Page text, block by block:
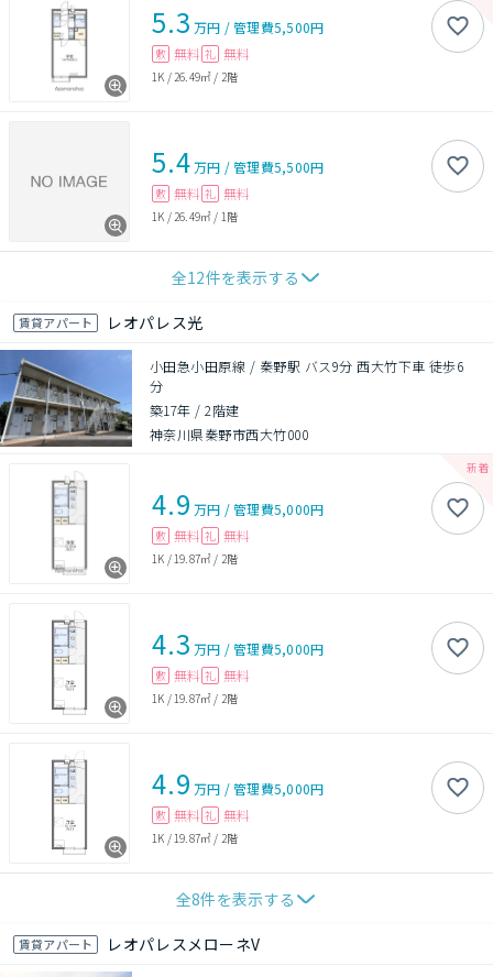
5.3 万円 /管理費5,500円
敷 無料 礼 無料
1K / 26.49㎡ / 2階
5.4万円 /管理費5,500円
敷 無料 礼 無料
1K / 26.49㎡ / 1階
全12件を表示する
賃貸アパート レオパレス光
小田急小田原線 / 秦野駅 バス9分 西大竹下車 徒歩6
分
築17年 /2階建
神奈川県秦野市西大竹000
4.9 万円 /管理費5,000円
敷 無料 礼 無料
1K / 19.87㎡ / 2階
4.3 万円 /管理費5,000円
敷 無料 礼 無料
1K / 19.87㎡ / 2階
4.9 万円 /管理費5,000円
敷 無料 礼 無料
1K / 19.87㎡ / 2階
全8件を表示する
賃貸アパート レオパレスメローネV